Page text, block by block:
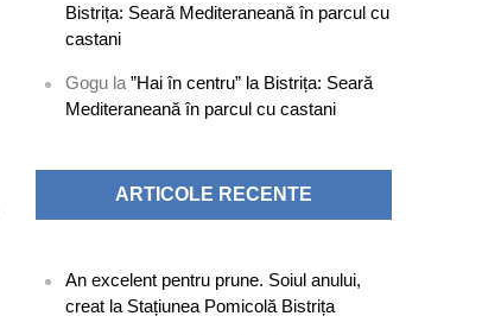
Bistrița: Seară Mediteraneană în parcul cu
castani
Gogu la”Hai în centru” la Bistrița: Seară
Mediteraneană în parcul cu castani
ARTICOLE RECENTE
An excelent pentru prune. Soiul anului,
creat la Stațiunea Pomicolă Bistrița